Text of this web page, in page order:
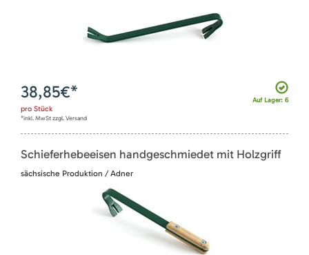
Auf Lager: 6
38,85€*
pro Stück
*inkl. MwSt zzgl. Versand
Schieferhebeeisen handgeschmiedet mit Holzgriff
sächsische Produktion / Adner